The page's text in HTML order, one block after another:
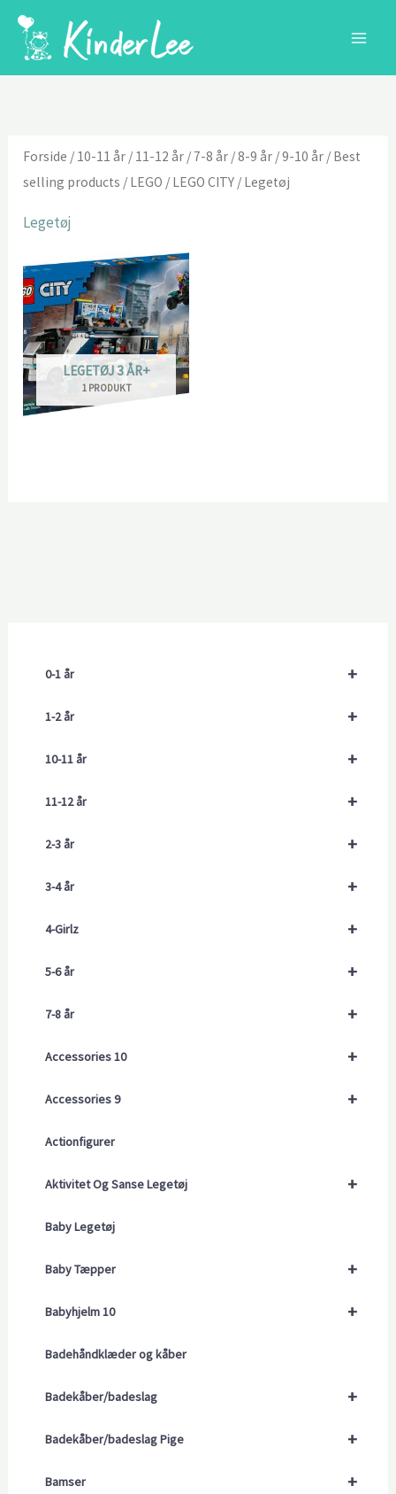
+
0-1 år
+
1-2 år
+
10-11 år
+
11-12 år
+
2-3 år
+
3-4 år
+
4-Girlz
+
5-6 år
+
7-8 år
+
Accessories 10
+
Accessories 9
Actionfigurer
+
Aktivitet Og Sanse Legetøj
Baby Legetøj
+
Baby Tæpper
+
Babyhjelm 10
Badehåndklæder og kåber
+
Badekåber/badeslag
+
Badekåber/badeslag Pige
+
Bamser
Forside / 10-11 år / 11-12 år / 7-8 år /8-9 år /9-10 år / Best
selling products / LEGO / LEGO CITY / Legetøj
Legetøj
LEGETØJ 3 ÅR+
1 PRODUKT